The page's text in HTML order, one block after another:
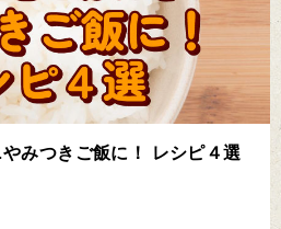
みつきご飯に！ レシピ４選